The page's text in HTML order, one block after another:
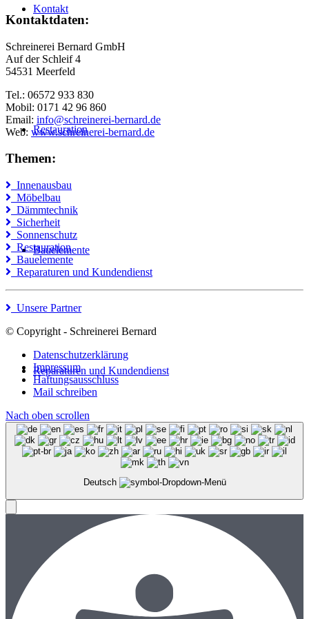
Kontakt
Restauration
Bauelemente
Reparaturen und Kundendienst
Kontaktdaten:
Schreinerei Bernard GmbH
Auf der Schleif 4
54531 Meerfeld
Tel.: 06572 933 830
Mobil: 0171 42 96 860
Email: info@schreinerei-bernard.de
Web: www.schreinerei-bernard.de
Themen:
Innenausbau
Möbelbau
Dämmtechnik
Sicherheit
Sonnenschutz
Restauration
Bauelemente
Reparaturen und Kundendienst
Unsere Partner
© Copyright - Schreinerei Bernard
Datenschutzerklärung
Impressum
Haftungsausschluss
Mail schreiben
Nach oben scrollen
Deutsch